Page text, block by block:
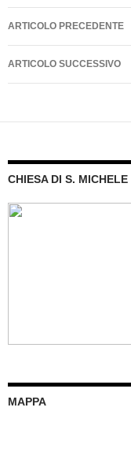
Navigazione
articolo
ARTICOLO PRECEDENTE
ARTICOLO SUCCESSIVO
CHIESA DI S. MICHELE
MAPPA